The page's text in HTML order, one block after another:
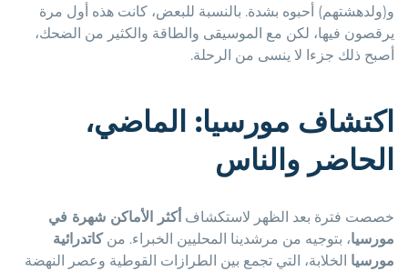
و(ولدهشتهم) أحبوه بشدة. بالنسبة للبعض، كانت هذه أول مرة
يرقصون فيها، لكن مع الموسيقى والطاقة والكثير من الضحك،
أصبح ذلك جزءا لا ينسى من الرحلة.
اكتشاف مورسيا: الماضي،
الحاضر والناس
خصصت فترة بعد الظهر لاستكشاف أكثر الأماكن شهرة في
مورسيا، بتوجيه من مرشدينا المحليين الخبراء. من كاتدرائية
مورسياالخلابة، التي تجمع بين الطرازات القوطية وعصر النهضة